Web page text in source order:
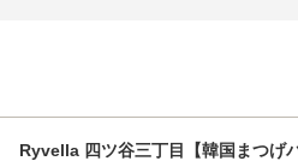
Ryvella 四ツ谷三丁目【韓国まつげ